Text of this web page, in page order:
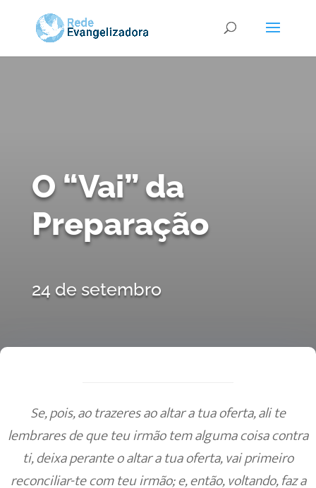
O “Vai” da
Preparação
24 de setembro
Se, pois, ao trazeres ao altar a tua oferta, ali te
lembrares de que teu irmão tem alguma coisa contra
ti, deixa perante o altar a tua oferta, vai primeiro
reconciliar-te com teu irmão; e, então, voltando, faz a